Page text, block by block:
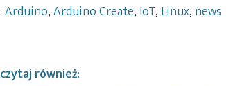
Arduino,Arduino Create, IoT, Linux, news
również: